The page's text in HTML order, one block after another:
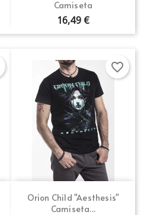
Camiseta
16,49 €
Orion Child "Aesthesis"
Camiseta...
favorite_border